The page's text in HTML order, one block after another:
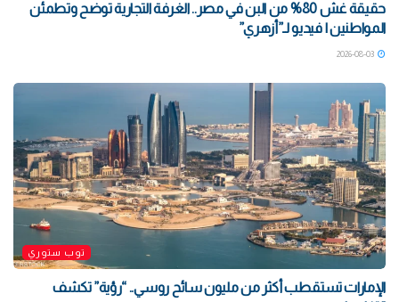
حقيقة غش 80% من البن في مصر.. الغرفة التجارية توضح وتطمئن
المواطنين | فيديو لـ”أزهري”
توب ستوري
الإمارات تستقطب أكثر من مليون سائح روسي.. “رؤية” تكشف